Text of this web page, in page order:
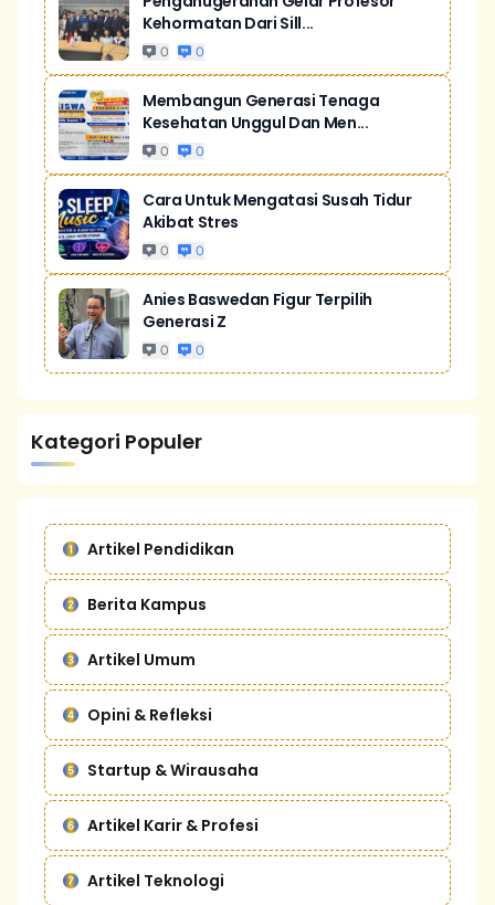
Kehormatan Dari Sill...
0 0
Membangun Generasi Tenaga
Kesehatan Unggul Dan Men...
0 0
Cara Untuk Mengatasi Susah Tidur
Akibat Stres
0 0
Anies Baswedan Figur Terpilih
Generasi Z
0 0
Kategori Populer
Artikel Pendidikan
Berita Kampus
Artikel Umum
Opini & Refleksi
Startup & Wirausaha
Artikel Karir & Profesi
Artikel Teknologi